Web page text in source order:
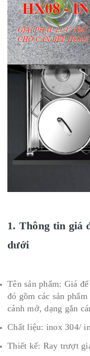
1. Thông tin giá
dưới
Tên sản phẩm: Giá
đó gồm các sản
cánh mở, dạng gắn
Chất liệu: inox 304/
Thiết kế: Ray trượt